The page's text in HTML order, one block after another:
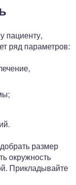
пациенту,
ряд параметров:
размер
окружность
Прикладывайте